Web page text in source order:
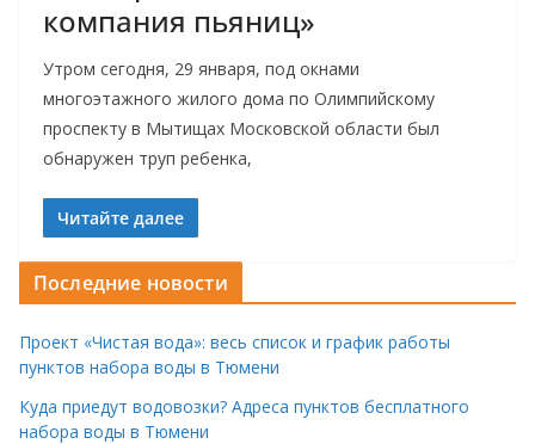
компания пьяниц»
Утром сегодня, 29 января, под окнами
многоэтажного жилого дома по Олимпийскому
проспекту в Мытищах Московской области был
обнаружен труп ребенка,
Читайте далее
Последние новости
Проект «Чистая вода»: весь список и график работы
пунктов набора воды в Тюмени
Куда приедут водовозки? Адреса пунктов бесплатного
набора воды в Тюмени